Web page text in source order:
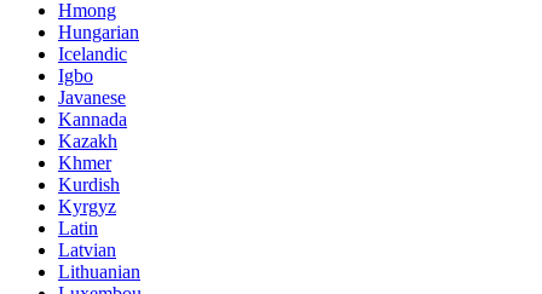
Hmong
Hungarian
Icelandic
Igbo
Javanese
Kannada
Kazakh
Khmer
Kurdish
Kyrgyz
Latin
Latvian
Lithuanian